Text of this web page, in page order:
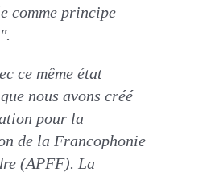
comme principe
ce même état
nous avons créé
pour la
de la Francophonie
(APFF). La